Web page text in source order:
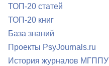
ТОП-20 статей
ТОП-20 книг
База знаний
Проекты PsyJournals.ru
История журналов МГППУ